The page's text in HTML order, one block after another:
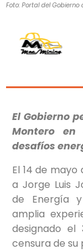
Foto: Portal del Gobierno
El Gobierno
Montero
desafíos
El 14 de
a Jorge Luis
de Energía
amplia
designado
censura de su